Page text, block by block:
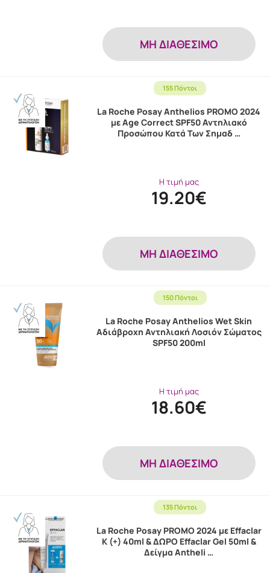
MH ΔΙΑΘΕΣΙΜΟ
155 Πόντοι
La Roche Posay Anthelios PROMO 2024
με Age Correct SPF50 Αντηλιακό
Προσώπου Κατά Των Σημαδ …
Η τιμή μας
19.20€
MH ΔΙΑΘΕΣΙΜΟ
150 Πόντοι
La Roche Posay Anthelios Wet Skin
Αδιάβροχη Αντηλιακή Λοσιόν Σώματος
SPF50 200ml
Η τιμή μας
18.60€
MH ΔΙΑΘΕΣΙΜΟ
135 Πόντοι
La Roche Posay PROMO 2024 με Effaclar
K (+) 40ml & ΔΩΡΟ Effaclar Gel 50ml &
Δείγμα Antheli …